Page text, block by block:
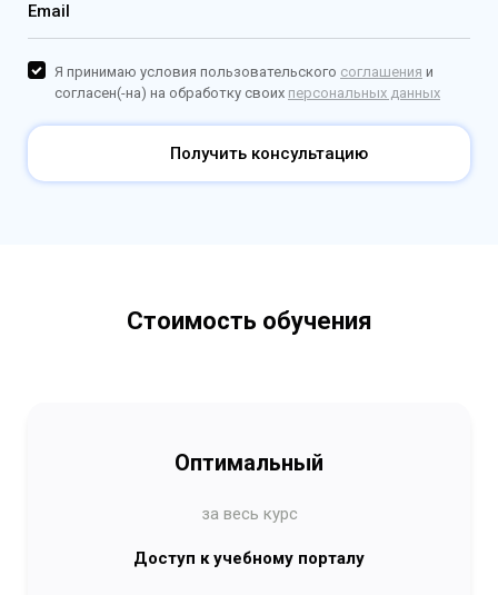
Email
Получить консультацию
Я принимаю условия пользовательского соглашения и
согласен(-на) на обработку своих персональных данных
Стоимость обучения
Оптимальный
за весь курс
Доступ к учебному порталу